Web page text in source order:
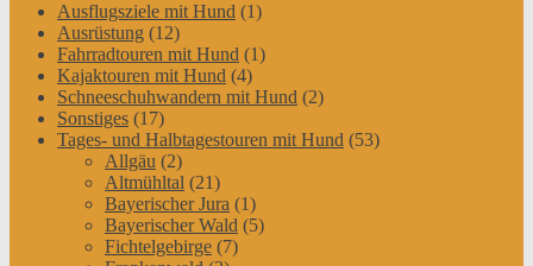
Ausflugsziele mit Hund (1)
Ausrüstung (12)
Fahrradtouren mit Hund (1)
Kajaktouren mit Hund (4)
Schneeschuhwandern mit Hund (2)
Sonstiges (17)
Tages- und Halbtagestouren mit Hund (53)
Allgäu (2)
Altmühltal (21)
Bayerischer Jura (1)
Bayerischer Wald (5)
Fichtelgebirge (7)